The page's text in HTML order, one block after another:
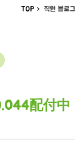
TOP 직원 블로그
配付中